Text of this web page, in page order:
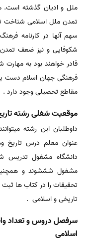
ملل و ادیان گذشته است.
تمدن ملل اسلامی شناخت
سهم آنها در کارنامه
شکوفایی و نیز ضعف تمدن
قادر خواهند بود به
فرهنگی جهان اسلام دست
مقاطع تحصیلی وجود دارد .
موقعیت شغلی رشته
داوطلبان این رشته
عنوان معلم درس تاریخ
دانشگاه مشغول تدریس
مشغول شششوند و همچنین
تحقیقات را در کتاب ها
تاریخی و اسلامی .
سرفصل دروس و تعداد
اسلامی